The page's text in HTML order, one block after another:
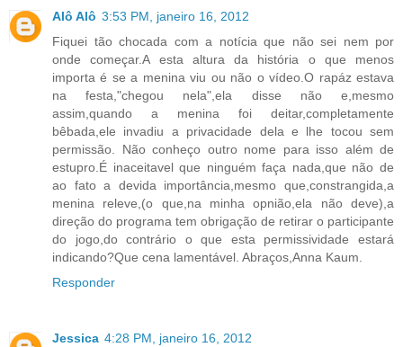
Alô Alô 3:53 PM, janeiro 16, 2012
Fiquei tão chocada com a notícia que não sei nem por
onde começar.A esta altura da história o que menos
importa é se a menina viu ou não o vídeo.O rapáz estava
na festa,"chegou nela",ela disse não e,mesmo
assim,quando a menina foi deitar,completamente
bêbada,ele invadiu a privacidade dela e lhe tocou sem
permissão. Não conheço outro nome para isso além de
estupro.É inaceitavel que ninguém faça nada,que não de
ao fato a devida importância,mesmo que,constrangida,a
menina releve,(o que,na minha opnião,ela não deve),a
direção do programa tem obrigação de retirar o participante
do jogo,do contrário o que esta permissividade estará
indicando?Que cena lamentável. Abraços,Anna Kaum.
Responder
Jessica 4:28 PM, janeiro 16, 2012